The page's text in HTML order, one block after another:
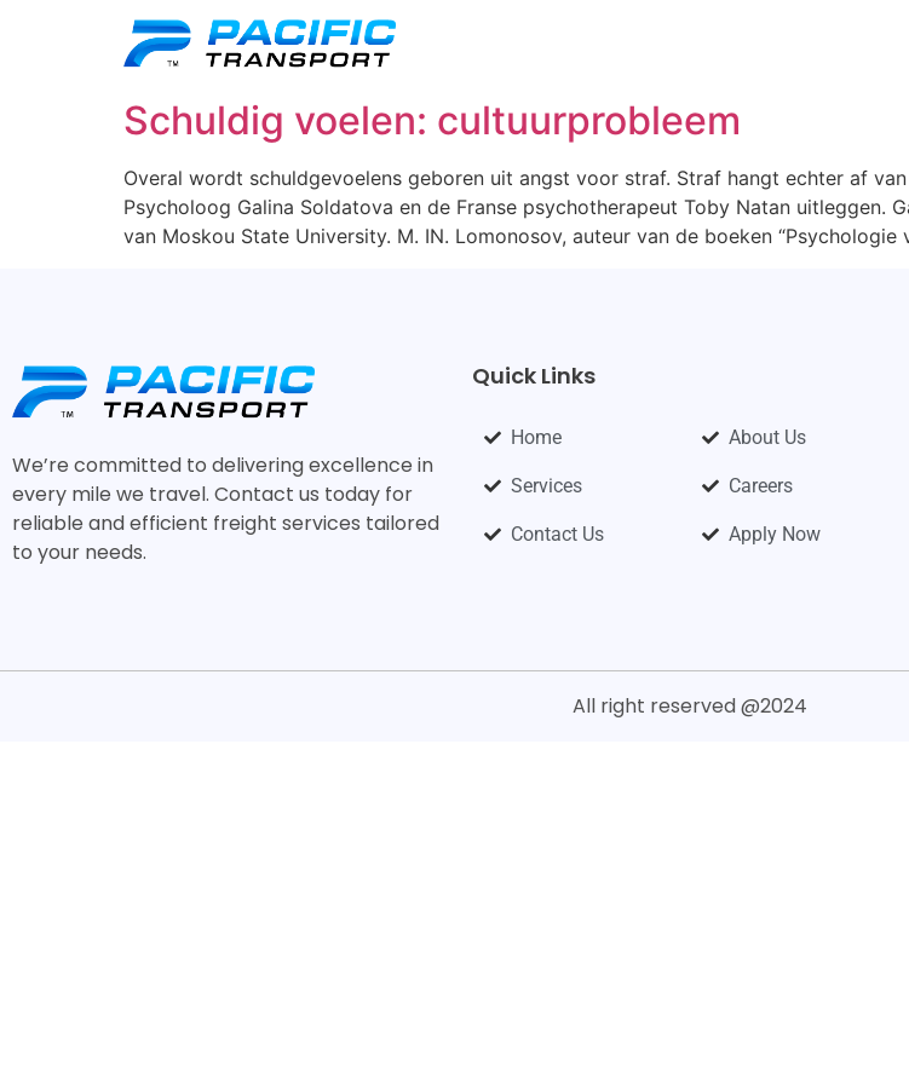
Schuldig voelen: cultuurprobleem
Overal wordt schuldgevoelens geboren uit angst voor straf. Straf hangt echter af
Psycholoog Galina Soldatova en de Franse psychotherapeut Toby Natan uitleggen.
van Moskou State University. M. IN. Lomonosov, auteur van de boeken
We’re committed to delivering excellence in
every mile we travel. Contact us today for
reliable and efficient freight services tailored
to your needs.
Quick Links
Home
Services
Contact Us
About Us
Careers
Apply Now
All right reserved @2024